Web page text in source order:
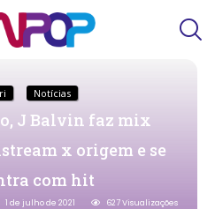
Notícias
J Balvin faz mix
x origem e se
com hit
1 de julho de 2021 627Visualizações